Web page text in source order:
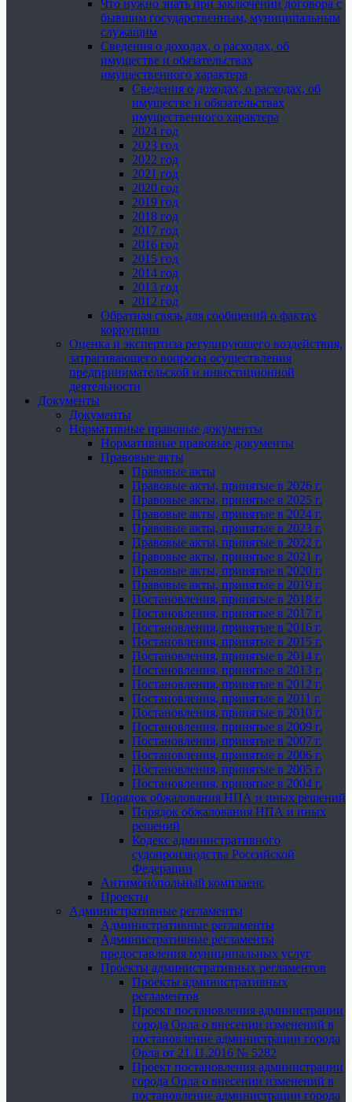
Что нужно знать при заключении договора с
бывшим государственным, муниципальным
служащим
Сведения о доходах, о расходах, об
имуществе и обязательствах
имущественного характера
Сведения о доходах, о расходах, об
имуществе и обязательствах
имущественного характера
2024 год
2023 год
2022 год
2021 год
2020 год
2019 год
2018 год
2017 год
2016 год
2015 год
2014 год
2013 год
2012 год
Обратная связь для сообщений о фактах
коррупции
Оценка и экспертиза регулирующего воздействия,
затрагивающего вопросы осуществления
предпринимательской и инвестиционной
деятельности
Документы
Документы
Нормативные правовые документы
Нормативные правовые документы
Правовые акты
Правовые акты
Правовые акты, принятые в 2026 г.
Правовые акты, принятые в 2025 г.
Правовые акты, принятые в 2024 г.
Правовые акты, принятые в 2023 г.
Правовые акты, принятые в 2022 г.
Правовые акты, принятые в 2021 г.
Правовые акты, принятые в 2020 г.
Правовые акты, принятые в 2019 г.
Постановления, принятые в 2018 г.
Постановления, принятые в 2017 г.
Постановления, принятые в 2016 г.
Постановления, принятые в 2015 г.
Постановления, принятые в 2014 г.
Постановления, принятые в 2013 г.
Постановления, принятые в 2012 г.
Постановления, принятые в 2011 г.
Постановления, принятые в 2010 г.
Постановления, принятые в 2009 г.
Постановления, принятые в 2007 г.
Постановления, принятые в 2006 г.
Постановления, принятые в 2005 г.
Постановления, принятые в 2004 г.
Порядок обжалования НПА и иных решений
Порядок обжалования НПА и иных
решений
Кодекс административного
судопроизводства Российской
Федерации
Антимонопольный комплаенс
Проекты
Административные регламенты
Административные регламенты
Административные регламенты
предоставления муниципальных услуг
Проекты административных регламентов
Проекты административных
регламентов
Проект постановления администрации
города Орла о внесении изменений в
постановление администрации города
Орла от 21.11.2016 № 5282
Проект постановления администрации
города Орла о внесении изменений в
постановление администрации города